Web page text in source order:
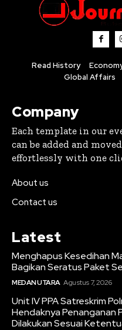
Read History
Global Affairs
Company
Each template in our
can be added and
effortlessly with one
About us
Contact us
Latest
Menghapus Kesedihan
Bagikan Seratus Paket
MEDAN UTARA Agustus 7, 2026
Unit IV PPA Satreskrim
Hendaknya Penanganan
Dilakukan Sesuai